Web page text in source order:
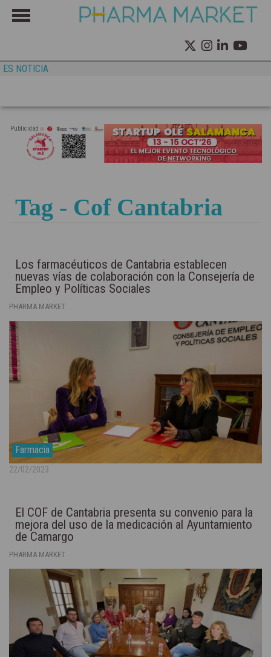
ES NOTICIA
Publicidad
Tag - Cof Cantabria
Los farmacéuticos de Cantabria establecen
nuevas vías de colaboración con la Consejería de
Empleo y Políticas Sociales
PHARMA MARKET
Farmacia
22/02/2023
El COF de Cantabria presenta su convenio para la
mejora del uso de la medicación al Ayuntamiento
de Camargo
PHARMA MARKET